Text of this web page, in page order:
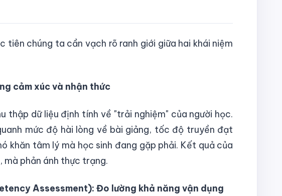
tiên chúng ta cần vạch rõ ranh giới giữa hai khái niệm
cảm xúc và nhận thức
thập dữ liệu định tính về "trải nghiệm" của người học.
mức độ hài lòng về bài giảng, tốc độ truyền đạt
khăn tâm lý mà học sinh đang gặp phải. Kết quả của
mà phản ánh thực trạng.
Assessment): Đo lường khả năng vận dụng